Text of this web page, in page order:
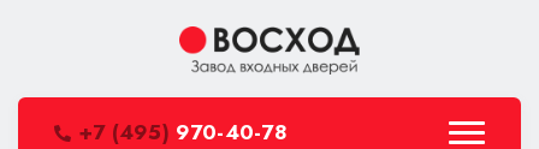
+7 (495) 970-40-78